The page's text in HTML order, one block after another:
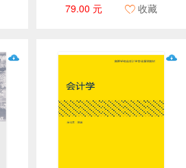
79.00 元 收藏